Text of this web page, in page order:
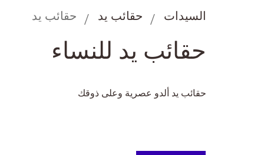
السيدات حقائب يد حقائب يد
حقائب يد للنساء
حقائب يد ألدو عصرية وعلى ذوقك